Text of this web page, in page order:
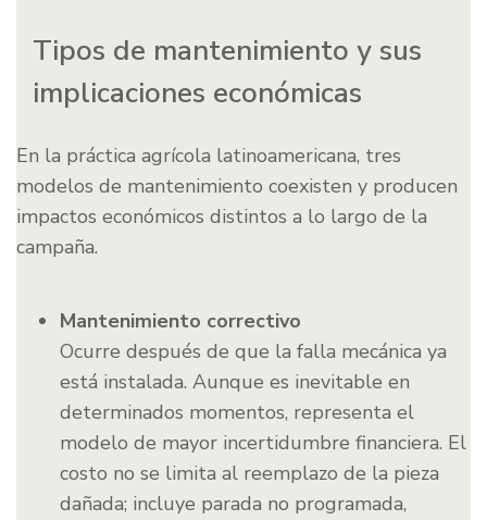
Tipos de mantenimiento y sus
implicaciones económicas
En la práctica agrícola latinoamericana, tres
modelos de mantenimiento coexisten y producen
impactos económicos distintos a lo largo de la
campaña.
Mantenimiento correctivo
Ocurre después de que la falla mecánica ya
está instalada. Aunque es inevitable en
determinados momentos, representa el
modelo de mayor incertidumbre financiera. El
costo no se limita al reemplazo de la pieza
dañada; incluye parada no programada,